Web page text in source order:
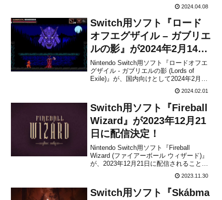
Launch Trailer】本作は、美しい手描きの
アートとアニメーション、雰囲気のあ
る...
2024.04.08
Switch用ソフト『ロード
オフエグザイル – ガブリエ
ルの影』が2024年2月14日
に配信決定！
Nintendo Switch用ソフト『ロードオフエ
グザイル - ガブリエルの影 (Lords of
Exile)』が、国内向けとして2024年2月14
日に配信されることが決定しました。販
売価格は2,450円(税込)に設定されていま
す。本作は、復讐を果たす冒険の旅へと
乗り出す、彼...
2024.02.01
Switch用ソフト『Fireball
Wizard』が2023年12月21
日に配信決定！
Nintendo Switch用ソフト『Fireball
Wizard (ファイアーボール ウィザード)』
が、2023年12月21日に配信されることが
に設定されています。本作は、強力なウ
ィザードとなり、危険と謎に満ちたピク
セルワールドの...
2023.11.30
Switch用ソフト『Skábma